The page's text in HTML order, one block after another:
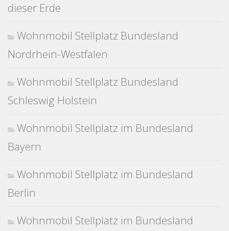
dieser Erde
Wohnmobil Stellplatz Bundesland
Nordrhein-Westfalen
Wohnmobil Stellplatz Bundesland
Schleswig Holstein
Wohnmobil Stellplatz im Bundesland
Bayern
Wohnmobil Stellplatz im Bundesland
Berlin
Wohnmobil Stellplatz im Bundesland